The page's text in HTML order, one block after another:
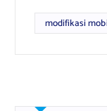
modifikasi